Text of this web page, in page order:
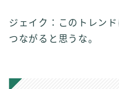
ジェイク：このトレン
つながると思うな。